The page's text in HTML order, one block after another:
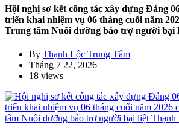
Hội nghị sơ kết công tác xây dựng Đảng
triển khai nhiệm vụ 06 tháng cuối năm
Trung tâm Nuôi dưỡng bảo trợ người bại
By Thạnh Lộc Trung Tâm
Tháng 7 22, 2026
18 views